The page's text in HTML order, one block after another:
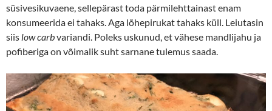
süsivesikuvaene, sellepärast toda pärmilehttainast enam
konsumeerida ei tahaks. Aga lõhepirukat tahaks küll. Leiutasin
siis low carbvariandi. Poleks uskunud, et vähese mandlijahu ja
pofiberiga on võimalik suht sarnane tulemus saada.